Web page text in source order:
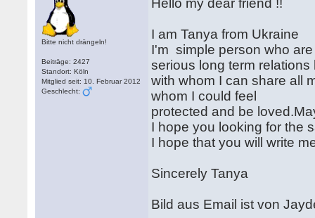
Bitte nicht drängeln!
Beiträge: 2427
Standort: Köln
Mitglied seit: 10. Februar 2012
Geschlecht:
Hello my dear friend !!
I am Tanya from Ukraine
I'm simple person who
serious long term
with whom I can share all
whom I could feel
protected and be
I hope you looking for the
I hope that you will write
Sincerely Tanya
Bild aus Email ist von